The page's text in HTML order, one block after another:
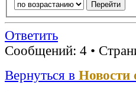
Ответить
Сообщений: 4 •
Вернуться в Новости